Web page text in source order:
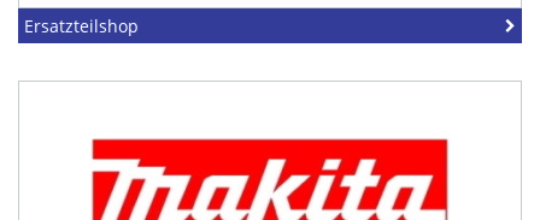
Ersatzteilshop